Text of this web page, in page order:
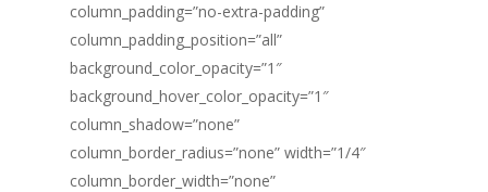
column_padding=”no-extra-padding”
column_padding_position=”all”
background_color_opacity=”1″
background_hover_color_opacity=”1″
column_shadow=”none”
column_border_radius=”none” width=”1/4″
column_border_width=”none”